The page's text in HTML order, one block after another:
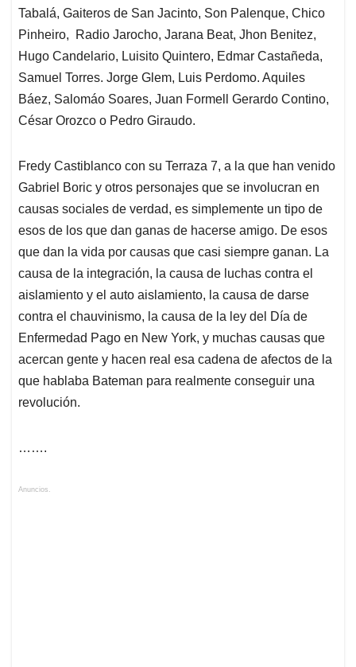
Tabalá, Gaiteros de San Jacinto, Son Palenque, Chico
Pinheiro, Radio Jarocho, Jarana Beat, Jhon Benitez,
Hugo Candelario, Luisito Quintero, Edmar Castañeda,
Samuel Torres. Jorge Glem, Luis Perdomo. Aquiles
Báez, Salomáo Soares, Juan Formell Gerardo Contino,
César Orozco o Pedro Giraudo.
Fredy Castiblanco con su Terraza 7, a la que han venido
Gabriel Boric y otros personajes que se involucran en
causas sociales de verdad, es simplemente un tipo de
esos de los que dan ganas de hacerse amigo. De esos
que dan la vida por causas que casi siempre ganan. La
causa de la integración, la causa de luchas contra el
aislamiento y el auto aislamiento, la causa de darse
contra el chauvinismo, la causa de la ley del Día de
Enfermedad Pago en New York, y muchas causas que
acercan gente y hacen real esa cadena de afectos de la
que hablaba Bateman para realmente conseguir una
revolución.
…….
Anuncios.